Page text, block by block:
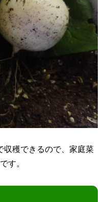
収穫できるので、家庭菜
す。